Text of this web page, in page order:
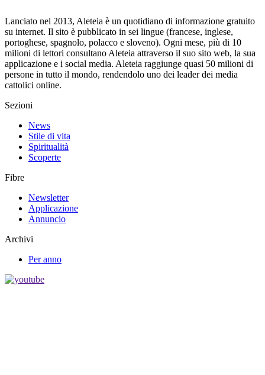
Lanciato nel 2013, Aleteia è un quotidiano di informazione gratuito
su internet. Il sito è pubblicato in sei lingue (francese, inglese,
portoghese, spagnolo, polacco e sloveno). Ogni mese, più di 10
milioni di lettori consultano Aleteia attraverso il suo sito web, la sua
applicazione e i social media. Aleteia raggiunge quasi 50 milioni di
persone in tutto il mondo, rendendolo uno dei leader dei media
cattolici online.
Sezioni
News
Stile di vita
Spiritualità
Scoperte
Fibre
Newsletter
Applicazione
Annuncio
Archivi
Per anno